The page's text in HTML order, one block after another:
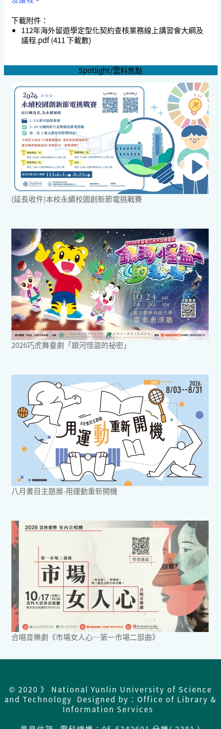
下載附件：
112年海外留遊學定型化契約查核業務線上講習會大綱及
議程.pdf (411 下載數)
Spotlight/雲科焦點
(延長收件)本校永續校園創新節電挑戰賽
2026巧虎舞臺劇「銀河怪盜的祕密」
八月書目主題展-用運動重新開機
合唱音樂劇《市場女人心─第一市場二部曲》
© 2020 》 National Yunlin University of Science
and Technology Designed by：Office of Library &
Information Services